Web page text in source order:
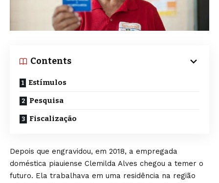
Contents
Estímulos
Pesquisa
Fiscalização
Depois que engravidou, em 2018, a empregada
doméstica piauiense Clemilda Alves chegou a temer o
futuro. Ela trabalhava em uma residência na região